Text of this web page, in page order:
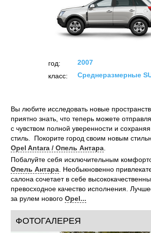
год:
2007
класс:
Среднеразмерные
Вы любите исследовать новые
приятно знать, что теперь можете
с чувством полной уверенности и
стиль. Покорите город своим новым
Opel Antara / Опель Антара
Побалуйте себя исключительным
Опель Антара . Необыкновенно
салона сочетает в себе
превосходное качество исполнения.
за рулем новогоOpel...
ФОТОГАЛЕРЕЯ